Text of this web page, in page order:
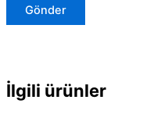
İlgili ürünler